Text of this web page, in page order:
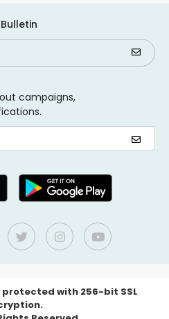
campaigns,
with 256-bit SSL